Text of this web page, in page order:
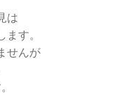
ーズ粒子を定
は
す。
せんが